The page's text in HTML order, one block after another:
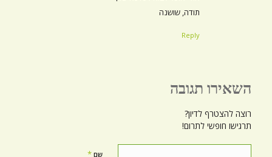
תודה, שושנה
Reply
השאירו תגובה
רוצה להצטרף לדיון?
תרגישו חופשי לתרום!
שם *